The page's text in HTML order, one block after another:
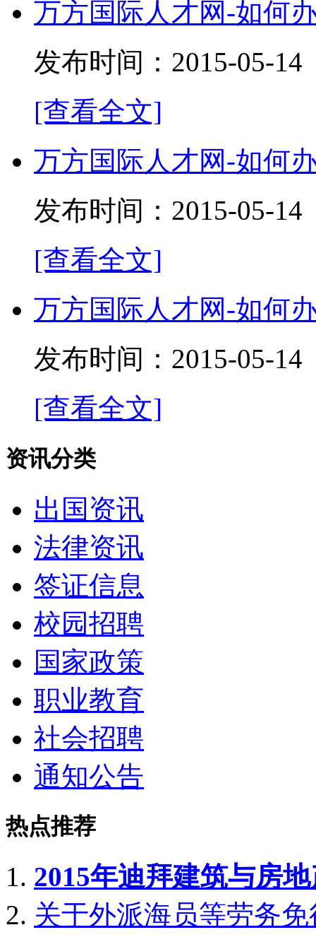
万方国际人才网-如何
发布时间：2015-
[查看全文]
万方国际人才网-如何
发布时间：2015-
[查看全文]
万方国际人才网-如何
发布时间：2015-
[查看全文]
资讯分类
出国资讯
法律资讯
签证信息
校园招聘
国家政策
职业教育
社会招聘
通知公告
热点推荐
2015年迪拜建筑与房
关于外派海员等劳务